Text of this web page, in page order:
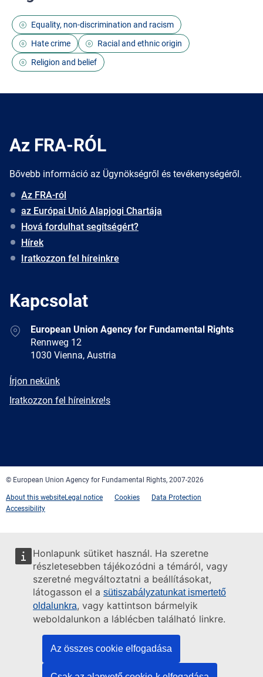
Honlapunk sütiket használ. Ha szeretne
részletesebben tájékozódni a témáról, vagy
szeretné megváltoztatni a beállításokat,
látogasson el a sütiszabályzatunkat ismertető
oldalunkra, vagy kattintson bármelyik
weboldalunkon a láblécben található linkre.
Az összes cookie elfogadása
Equality, non-discrimination and racism
Hate crime
Racial and ethnic origin
Religion and belief
Az FRA-RÓL
Bővebb információ az Ügynökségről és tevékenységéről.
Az FRA-ról
az Európai Unió Alapjogi Chartája
Hová fordulhat segítségért?
Hírek
Iratkozzon fel híreinkre
Kapcsolat
AddressEuropean Union Agency for Fundamental Rights
Rennweg 12
1030 Vienna, Austria
E-
Írjon nekünk
Newsletter
Iratkozzon fel híreinkre!s
© European Union Agency for Fundamental Rights, 2007-2026
About this websiteLegal notice Cookies
Data Protection
Accessibility